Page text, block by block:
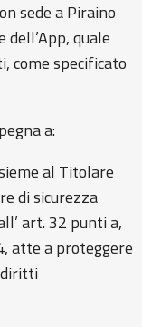
sede a Piraino
quale
come specificato
a:
al Titolare
di sicurezza
art. 32 punti a,
atte a proteggere